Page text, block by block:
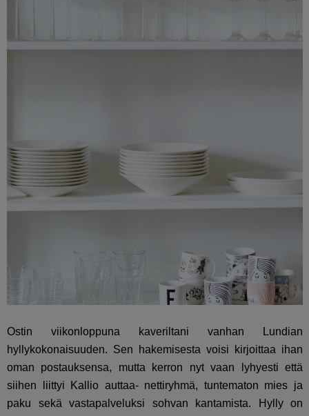
Ostin viikonloppuna kaveriltani vanhan Lundian
hyllykokonaisuuden. Sen hakemisesta voisi kirjoittaa ihan
oman postauksensa, mutta kerron nyt vaan lyhyesti että
siihen liittyi Kallio auttaa- nettiryhmä, tuntematon mies ja
paku sekä vastapalveluksi sohvan kantamista. Hylly on